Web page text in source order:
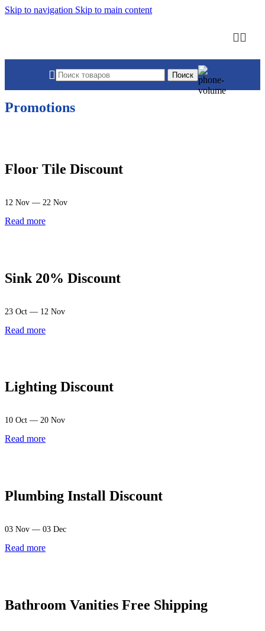
Skip to navigation Skip to main content
Поиск
Promotions
Floor Tile Discount
12 Nov — 22 Nov
Read more
Sink 20% Discount
23 Oct — 12 Nov
Read more
Lighting Discount
10 Oct — 20 Nov
Read more
Plumbing Install Discount
03 Nov — 03 Dec
Read more
Bathroom Vanities Free Shipping